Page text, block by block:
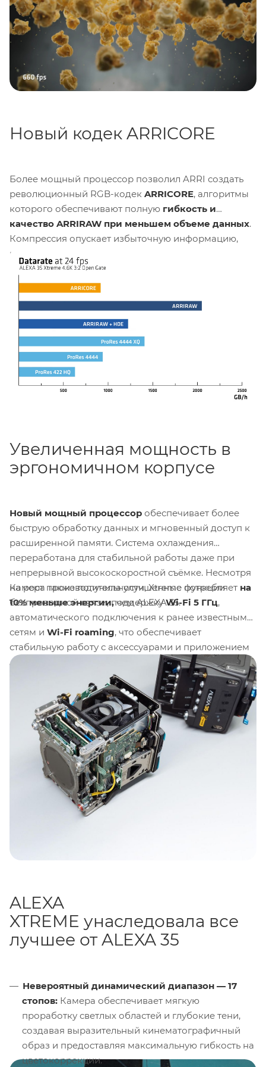
Помимо этого XTREME демонстрирует показатели
скоростной съемки, значительно превосходящие
стандартную ALEXA 35 при любых параметрах. В
формате
4K Open Gateона уже позволяет вести
запись
в 120 fps , против 75 fps у базовой модели.
Новый кодек ARRICORE
Более мощный процессор позволил ARRI создать
революционный RGB-кодек ARRICORE, алгоритмы
которого обеспечивают полную гибкость и
качество ARRIRAW при меньшем объеме данных.
Компрессия опускает избыточную информацию,
при этом сохраняет возможность регулировки
баланса белого, чувствительности
постпродакшне. Все рабочие процессы остаются
полностью совместимыми с новым кодеком:
Lookфайлы,ARRI Textures,метаданные, аудио и
MXF-контейнеры. Кроме того запись в ARRICORE
ускоряет генерацию прокси-файлов
что делает работу на посте еще более быстрой.
Увеличенная мощность в
эргономичном корпусе
Новый мощный процессор обеспечивает более
быструю обработку данных и мгновенный доступ к
расширенной памяти. Система охлаждения
переработана для стабильной работы даже при
непрерывной высокоскоростной съёмке. Несмотря
на рост производительности, Xtreme потребляет на
10% меньше энергии,чем ALEXA 35.
Камера также получила улучшенные функции
беспроводной связи, поддержкуWi-Fi 5 ГГц,
автоматического подключения к ранее известным
сетям и Wi-Fi roaming, что обеспечивает
стабильную работу с аксессуарами и приложением
ARRI Camera Companion App
. Вся эта обновленная
мощность сохраняет тот же компактный корпус и
интерфейсы совместимые с экосистемой ARRI,
включая накамерный модульLPS-1 , аудио-модуль
AEM-1, модуль распределения питания PDM-1 и
накопителиCODEX Compact Drive
ALEXA
XTREME унаследовала все
лучшее от ALEXA 35
Невероятный динамический диапазон — 17
стопов: Камера обеспечивает мягкую
проработку светлых областей и глубокие тени,
создавая выразительный кинематографичный
образ и предоставляя максимальную гибкость на
цветокоррекции.